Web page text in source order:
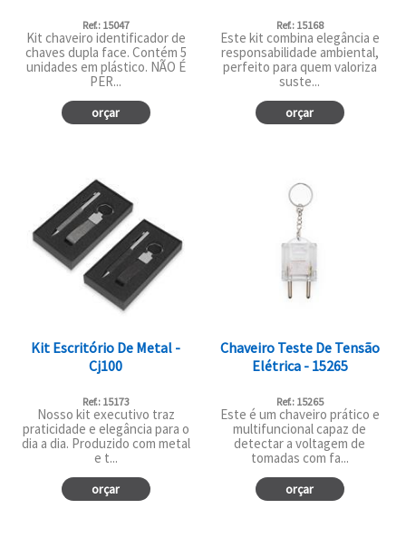
Ref.: 15047
Kit chaveiro identificador de
chaves dupla face. Contém 5
unidades em plástico. NÃO É
PER...
orçar
Ref.: 15168
Este kit combina elegância e
responsabilidade ambiental,
perfeito para quem valoriza
suste...
orçar
Kit Escritório De Metal -
Cj100
Ref.: 15173
Nosso kit executivo traz
praticidade e elegância para o
dia a dia. Produzido com metal
e t...
orçar
Chaveiro Teste De Tensão
Elétrica - 15265
Ref.: 15265
Este é um chaveiro prático e
multifuncional capaz de
detectar a voltagem de
tomadas com fa...
orçar